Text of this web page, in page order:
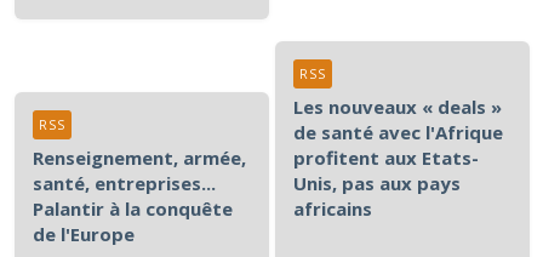
Les nouveaux « deals »
de santé avec l'Afrique
profitent aux Etats-
Unis, pas aux pays
africains
RSS
Renseignement, armée,
santé, entreprises...
Palantir à la conquête
de l'Europe
RSS